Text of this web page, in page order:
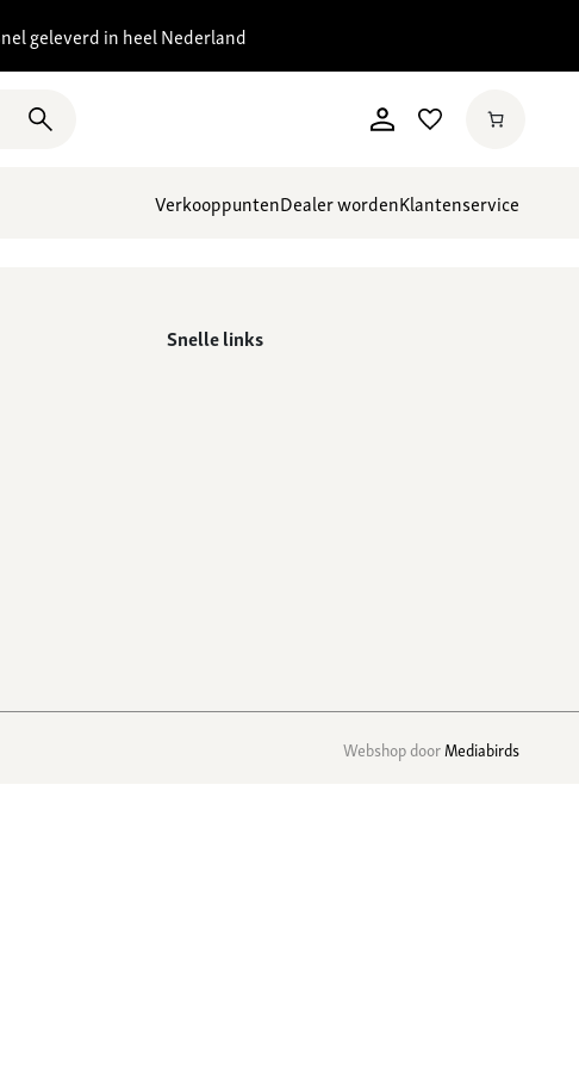
geleverd in heel Nederland
VerkooppuntenDealer wordenKlantenservice
Snelle links
Webshop doorMediabirds